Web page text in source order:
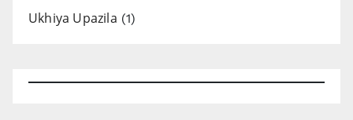
Ukhiya Upazila (1)